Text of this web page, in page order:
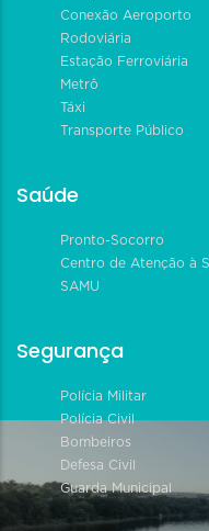
Conexão Aeroporto
Rodoviária
Estação Ferroviária
Metrô
Táxi
Transporte Público
Saúde
Pronto-Socorro
Centro de Atenção à
SAMU
Segurança
Polícia Militar
Polícia Civil
Bombeiros
Defesa Civil
Guarda Municipal